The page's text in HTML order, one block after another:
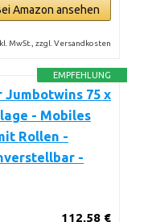
Amazon ansehen
MwSt., zzgl. Versandkosten
EMPFEHLUNG
75 x
- Mobiles
Rollen -
-
112,58 €